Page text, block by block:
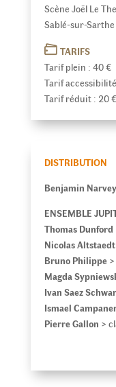
Scène Joël Le
Sablé-sur-Sarthe
TARIFS
Tarif plein : 40 €
Tarif
Tarif réduit : 20 €
DISTRIBUTION
Benjamin Narvey
ENSEMBLE
Thomas Dunford
Nicolas Altstaedt
Bruno Philippe>
Magda
Ivan Saez
Ismael
Pierre Gallon >